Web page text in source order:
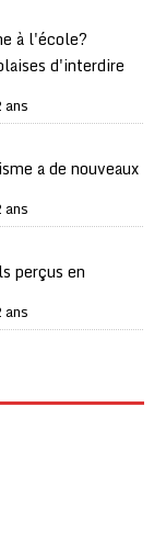
à l'école?
d'interdire
a de nouveaux
perçus en